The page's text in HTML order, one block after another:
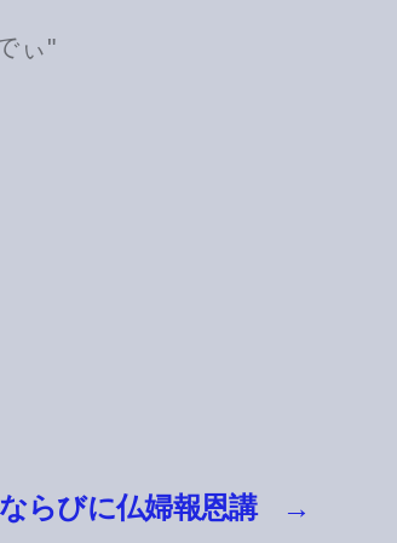
ぃ"
→
らびに仏婦報恩講